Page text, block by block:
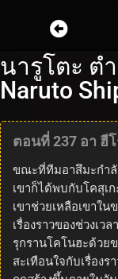
นารูโตะ ต
Naruto
ตอนที่ 237 อา ฮี
ขณะที่ทีมอาสึมะกำลั
เขาก็ได้พบกับโคสุเ
เขาช่วยเหลือเขาใ
เรื่องราวของช่วงเว
รุกรานโคโนฮะด้วย
สะเทือนใจกับเรื่อง